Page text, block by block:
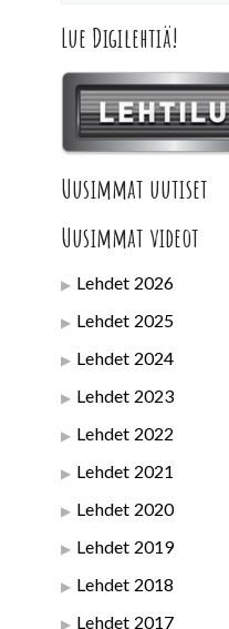
Lue Digilehtiä!
Uusimmat uutiset
Uusimmat videot
Lehdet 2026
Lehdet 2025
Lehdet 2024
Lehdet 2023
Lehdet 2022
Lehdet 2021
Lehdet 2020
Lehdet 2019
Lehdet 2018
Lehdet 2017